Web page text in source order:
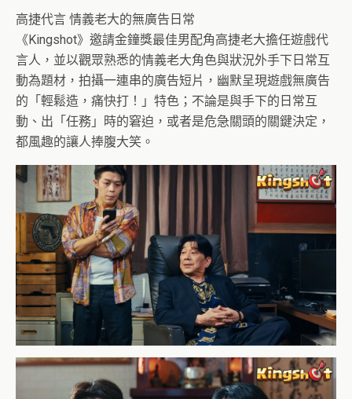
高捷代言 情義老大的無廣告日常
《Kingshot》邀請金鐘獎最佳男配角高捷老大擔任遊戲代
言人，並以觀眾熟悉的情義老大角色與狀況外手下日常互
動為題材，拍攝一連串的廣告短片，幽默呈現遊戲無廣告
的「輕鬆造，痛快打！」特色；不論是與手下的日常互
動、出「任務」時的窘迫，或者是危急關頭的關鍵決定，
都風趣的讓人捧腹大笑。